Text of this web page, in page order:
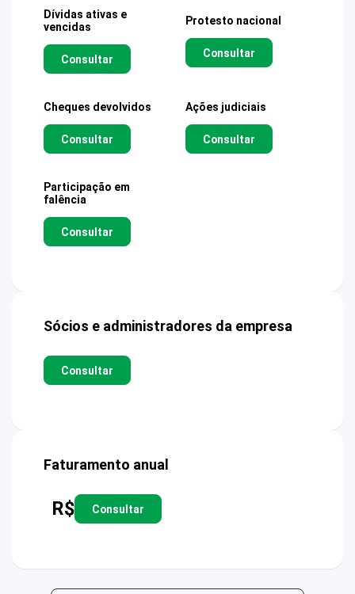
Dívidas ativas e
vencidas
Consultar
Protesto nacional
Consultar
Cheques devolvidos
Consultar
Ações judiciais
Consultar
Participação em
falência
Consultar
Sócios e administradores da empresa
Consultar
Faturamento anual
R$ Consultar